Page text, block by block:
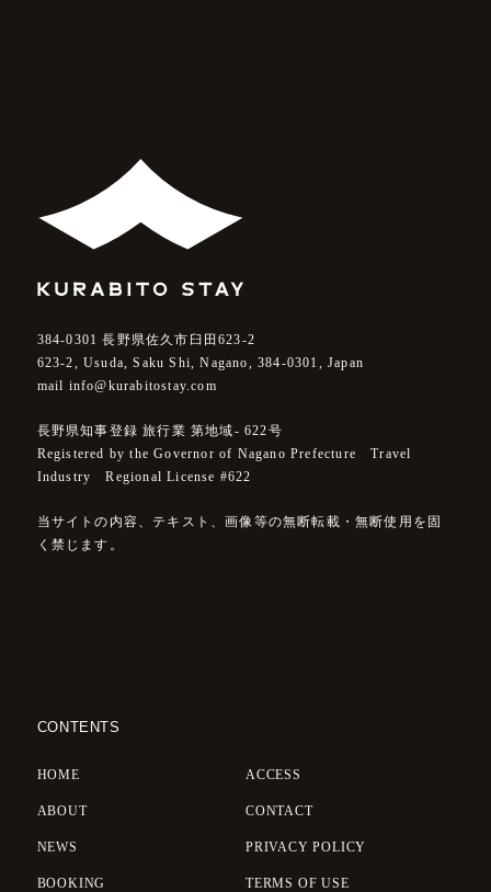
384-0301 長野県佐久市臼田623-2
623-2, Usuda, Saku Shi, Nagano, 384-0301
, Japan
mail info@kurabitostay.com
長野県知事登録 旅行業 第地域- 622号
Registered by the Governor of Nagano Prefecture Travel
Industry Regional License #622
当サイトの内容、テキスト、画像等の無断転載・無断使用を固
く禁じます。
CONTENTS
HOME
ABOUT
NEWS
BOOKING
ACCESS
CONTACT
PRIVACY POLICY
TERMS OF USE